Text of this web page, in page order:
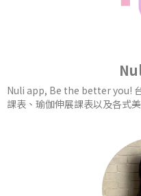
Nuli app, Be the better you!
課表、瑜伽伸展課表以及各式